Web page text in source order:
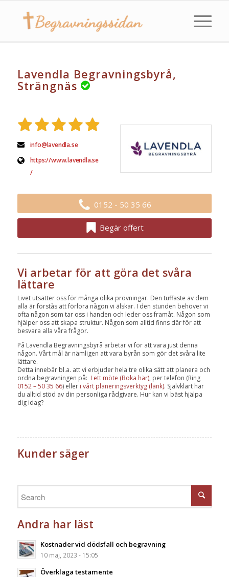
Lavendla Begravningsbyrå,
Strängnäs
info@lavendla.se
https://www.lavendla.se
/
0152 - 50 35 66
Begär offert
Vi arbetar för att göra det svåra
lättare
Livet utsätter oss för många olika prövningar. Den tuffaste av dem
alla är förstås att förlora någon vi älskar. I den stunden behöver vi
ofta någon som tar oss i handen och leder oss framåt. Någon som
hjälper oss att skapa struktur. Någon som alltid finns där för att
besvara alla våra frågor.
På Lavendla Begravningsbyrå arbetar vi för att vara just denna
någon. Vårt mål är nämligen att vara byrån som gör det svåra lite
lättare.
Detta innebär bl.a. att vi erbjuder hela tre olika sätt att planera och
ordna begravningen på: I ett möte (Boka här), per telefon (Ring
0152 – 50 35 66) eller i vårt planeringsverktyg (länk). Självklart har
du alltid stöd av din personliga rådgivare. Hur kan vi bäst hjälpa
dig idag?
Kunder säger
Andra har läst
Kostnader vid dödsfall och begravning
10 maj, 2023 - 15:05
Överklaga testamente